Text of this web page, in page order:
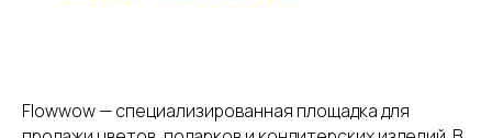
Flowwow — специализированная площадка для